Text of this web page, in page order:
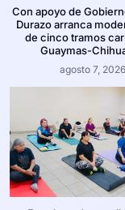
Con apoyo de
Durazo arranca
de cinco tramos
Guaymas-
agosto 7, 2026